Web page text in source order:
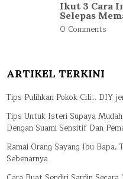
Ikut 3 Cara
Selepas
0 Comments
ARTIKEL TERKINI
Tips Pulihkan Pokok Cili… DIY
Tips Untuk Isteri Supaya
Dengan Suami Sensitif Dan
Ramai Orang Sayang Ibu Bapa,
Sebenarnya